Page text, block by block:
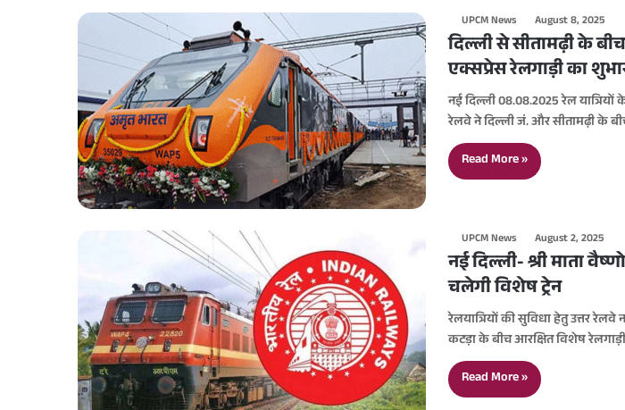
UPCM News August 8, 2025
दिल्ली से सीतामढ़ी के
एक्सप्रेस रेलगाड़ी का
नई दिल्ली 08.08.2025 रेल
रेलवे ने दिल्ली जं. और सीतामढ़ी के
Read More »
UPCM News August 2, 2025
नई दिल्ली- श्री माता
चलेगी विशेष ट्रेन
रेलयात्रियों की सुविधा हेतु उत्तर रेलवे
कटड़ा के बीच आरक्षित विशेष
Read More »